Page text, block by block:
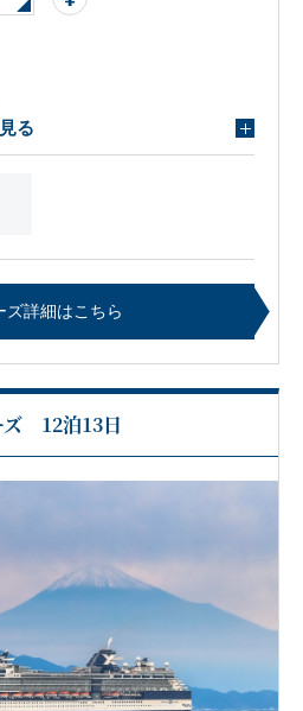
る
ズ詳細はこちら
ズ 12泊13日